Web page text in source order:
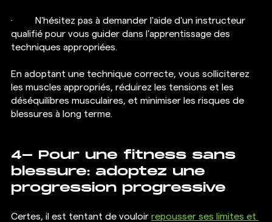
·  	N'hésitez pas à demander l'aide d'un instructeur
qualifié pour vous guider dans l'apprentissage des
techniques appropriées.
En adoptant une technique correcte, vous solliciterez
les muscles appropriés, réduirez les tensions et les
déséquilibres musculaires, et minimiser les risques de
blessures à long terme.
4- Pour une fitness sans
blessure: adoptez une
progression progressive
Certes, il est tentant de vouloir repousser ses limites et